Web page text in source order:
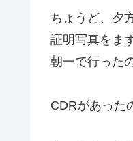
ちょうど、夕
証明写真をま
朝一で行った
CDRがあった